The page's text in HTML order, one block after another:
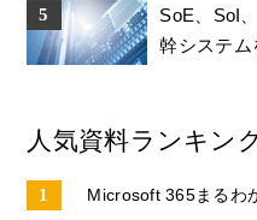
SoE、SoI
幹システム
人気資料ランキン
Microsoft 365まるわ